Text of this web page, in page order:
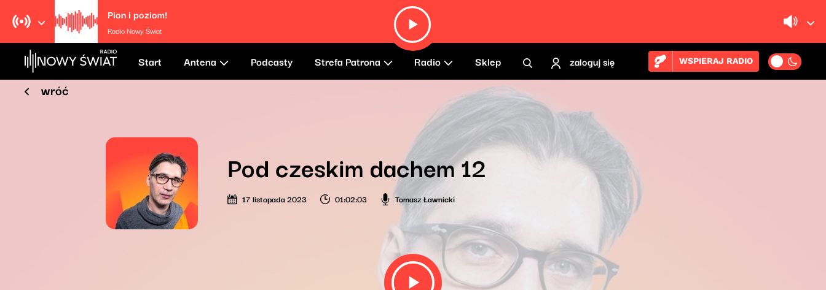
Pion i poziom!
Radio Nowy Świat
Start Antena Podcasty Strefa Patrona Radio Sklep zaloguj się WSPIERAJ RADIO
wróć
Pod czeskim dachem 12
17 listopada 2023 01:02:03 Tomasz Ławnicki